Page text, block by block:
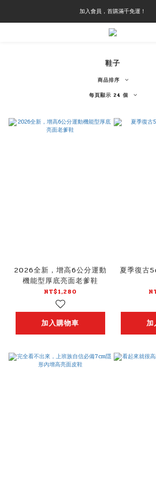
加入會員，首購滿千免運！
鞋子
商品排序
每頁顯示 24 個
2026全新，增高6公分運動
機能型厚底亮面老爹鞋
NT$1,280
加入購物車
夏季復古
加